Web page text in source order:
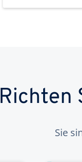
Richten
Sie